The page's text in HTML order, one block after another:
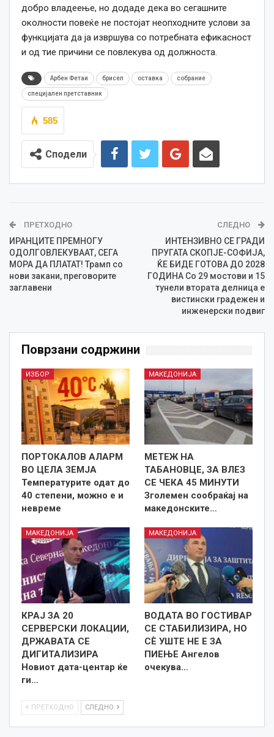
добро владеење, но додаде дека во сегашните
околности повеќе не постојат неопходните услови за
функцијата да ја извршува со потребната ефикасност
и од тие причини се повлекува од должноста.
Арбен Фетаи брисел оставка собрание
специјален претставник
585
Сподели
ПРЕТХОДНО
ИРАНЦИТЕ ПРЕМНОГУ
ОДОЛГОВЛЕКУВААТ, СЕГА
МОРА ДА ПЛАТАТ! Трамп со
нови закани, преговорите
заглавени
СЛЕДНО
ИНТЕНЗИВНО СЕ ГРАДИ
ПРУГАТА СКОПЈЕ-СОФИЈА,
ЌЕ БИДЕ ГОТОВА ДО 2028
ГОДИНА Со 29 мостови и 15
тунели втората делница е
вистински градежен и
инженерски подвиг
Поврзани содржини
ИЗБОР
ПОРТОКАЛОВ АЛАРМ
ВО ЦЕЛА ЗЕМЈА
Температурите одат до
40 степени, можно е и
невреме
МАКЕДОНИЈА
МЕТЕЖ НА
ТАБАНОВЦЕ, ЗА ВЛЕЗ
СЕ ЧЕКА 45 МИНУТИ
Зголемен сообраќај на
македонските…
МАКЕДОНИЈА
КРАЈ ЗА 20
СЕРВЕРСКИ ЛОКАЦИИ,
ДРЖАВАТА СЕ
ДИГИТАЛИЗИРА
Новиот дата-центар ќе
ги…
МАКЕДОНИЈА
ВОДАТА ВО ГОСТИВАР
СЕ СТАБИЛИЗИРА, НО
СÈ УШТЕ НЕ Е ЗА
ПИЕЊЕ Ангелов
очекува…
ПРЕТХОДНО СЛЕДНО